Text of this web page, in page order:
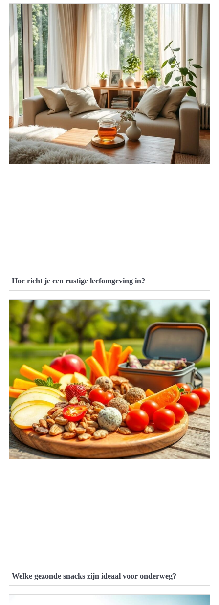
Hoe richt je een rustige leefomgeving in?
Welke gezonde snacks zijn ideaal voor onderweg?